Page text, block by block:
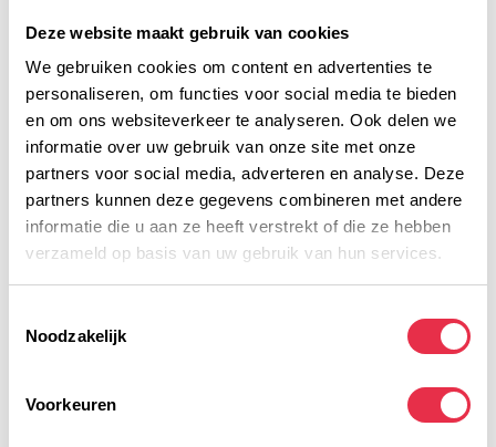
Deze website maakt gebruik van cookies
We gebruiken cookies om content en advertenties te
personaliseren, om functies voor social media te bieden
en om ons websiteverkeer te analyseren. Ook delen we
informatie over uw gebruik van onze site met onze
partners voor social media, adverteren en analyse. Deze
partners kunnen deze gegevens combineren met andere
informatie die u aan ze heeft verstrekt of die ze hebben
verzameld op basis van uw gebruik van hun services.
Noodzakelijk
Voorkeuren
Productomschrijving
Voedingswaarde
Gerelateerde producten
Maurten Drink Mix 320
Op voorraad
3,30
POWERBAR 6,29
Electrolyte Tabs Pink